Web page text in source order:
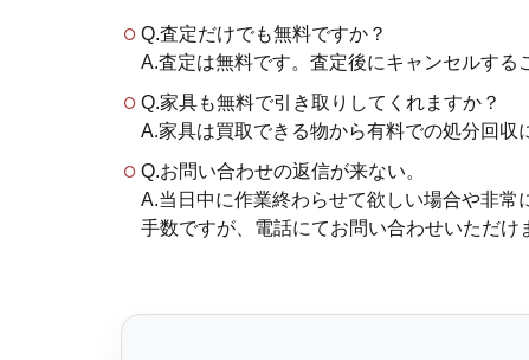
Q.査定だけでも無料ですか？
A.査定は無料です。査定後にキャンセルする
Q.家具も無料で引き取りしてくれますか？
A.家具は買取できる物から有料での処分回
Q.お問い合わせの返信が来ない。
A.当日中に作業終わらせて欲しい場合や非
手数ですが、電話にてお問い合わせいただ